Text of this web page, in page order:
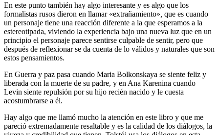
En este punto también hay algo interesante y es algo que los
formalistas rusos dieron en llamar «extrañamiento» que es cuando
un personaje tiene una reacción diferente a la que esperamos a la
estereotipada, viviendo la experiencia bajo una nueva luz que en un
principio el personaje parece sentirse culpable de sentir, pero que
después de reflexionar se da cuenta de lo válidos y naturales que son
estos pensamientos.
En Guerra y paz pasa cuando Maria Bolkonskaya se siente feliz y
liberada con la muerte de su padre, y en Ana Karenina cuando
Levin siente repulsión por su hijo recién nacido y le cuesta
acostumbrarse a él.
Hay algo que me llamó mucho la atención en este libro y que me
pareció extremadamente resaltable y es la calidad de los diálogos, la